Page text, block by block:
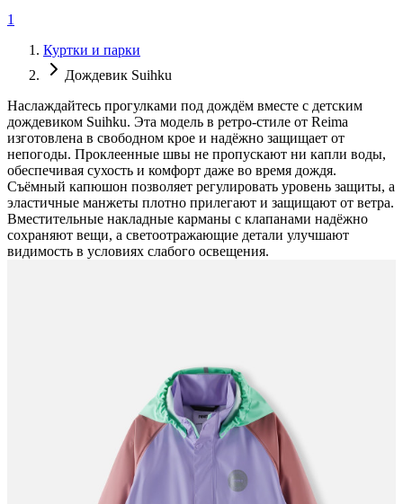
1
Куртки и парки
Дождевик Suihku
Наслаждайтесь прогулками под дождём вместе с детским
дождевиком Suihku. Эта модель в ретро-стиле от Reima
изготовлена в свободном крое и надёжно защищает от
непогоды. Проклеенные швы не пропускают ни капли воды,
обеспечивая сухость и комфорт даже во время дождя.
Съёмный капюшон позволяет регулировать уровень защиты, а
эластичные манжеты плотно прилегают и защищают от ветра.
Вместительные накладные карманы с клапанами надёжно
сохраняют вещи, а светоотражающие детали улучшают
видимость в условиях слабого освещения.